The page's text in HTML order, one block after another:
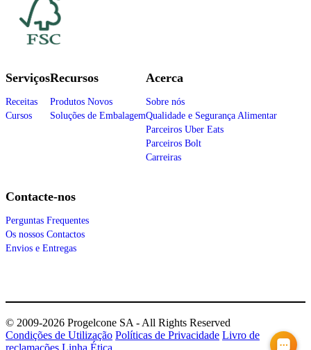
Serviços
Receitas
Cursos
Recursos
Produtos Novos
Soluções de Embalagem
Acerca
Sobre nós
Qualidade e Segurança Alimentar
Parceiros Uber Eats
Parceiros Bolt
Carreiras
Contacte-nos
Perguntas Frequentes
Os nossos Contactos
Envios e Entregas
© 2009-2026 Progelcone SA - All Rights Reserved
Condições de Utilização Políticas de Privacidade Livro de
reclamações Linha Ética